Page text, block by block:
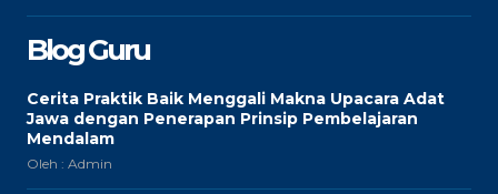
Blog Guru
Cerita Praktik Baik Menggali Makna Upacara Adat
Jawa dengan Penerapan Prinsip Pembelajaran
Mendalam
Oleh : Admin